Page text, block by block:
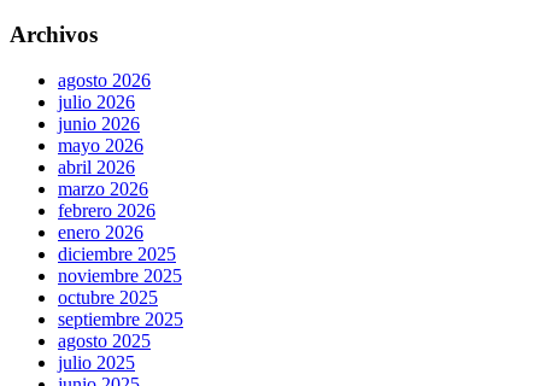
Archivos
agosto 2026
julio 2026
junio 2026
mayo 2026
abril 2026
marzo 2026
febrero 2026
enero 2026
diciembre 2025
noviembre 2025
octubre 2025
septiembre 2025
agosto 2025
julio 2025